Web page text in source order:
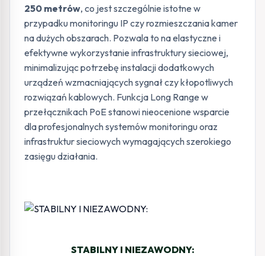
250 metrów, co jest szczególnie istotne w
przypadku monitoringu IP czy rozmieszczania kamer
na dużych obszarach. Pozwala to na elastyczne i
efektywne wykorzystanie infrastruktury sieciowej,
minimalizując potrzebę instalacji dodatkowych
urządzeń wzmacniających sygnał czy kłopotliwych
rozwiązań kablowych. Funkcja Long Range w
przełącznikach PoE stanowi nieocenione wsparcie
dla profesjonalnych systemów monitoringu oraz
infrastruktur sieciowych wymagających szerokiego
zasięgu działania.
STABILNY I NIEZAWODNY: